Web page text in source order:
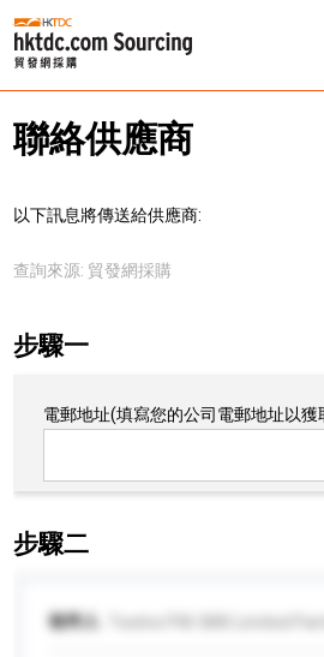
聯絡供應商
以下訊息將傳送給供應商:
查詢來源: 貿發網採購
步驟一
電郵地址(填寫您的公司電郵地址以
步驟二
收件人